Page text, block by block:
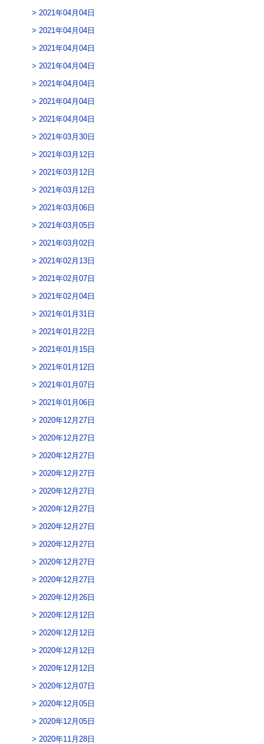
2021年04月04日
2021年04月04日
2021年04月04日
2021年04月04日
2021年04月04日
2021年04月04日
2021年04月04日
2021年03月30日
2021年03月12日
2021年03月12日
2021年03月12日
2021年03月06日
2021年03月05日
2021年03月02日
2021年02月13日
2021年02月07日
2021年02月04日
2021年01月31日
2021年01月22日
2021年01月15日
2021年01月12日
2021年01月07日
2021年01月06日
2020年12月27日
2020年12月27日
2020年12月27日
2020年12月27日
2020年12月27日
2020年12月27日
2020年12月27日
2020年12月27日
2020年12月27日
2020年12月27日
2020年12月26日
2020年12月12日
2020年12月12日
2020年12月12日
2020年12月12日
2020年12月07日
2020年12月05日
2020年12月05日
2020年11月28日